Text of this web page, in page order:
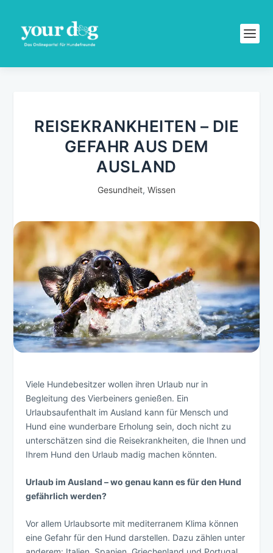
REISEKRANKHEITEN – DIE
GEFAHR AUS DEM
AUSLAND
Gesundheit, Wissen
Viele Hundebesitzer wollen ihren Urlaub nur in
Begleitung des Vierbeiners genießen. Ein
Urlaubsaufenthalt im Ausland kann für Mensch und
Hund eine wunderbare Erholung sein, doch nicht zu
unterschätzen sind die Reisekrankheiten, die Ihnen und
Ihrem Hund den Urlaub madig machen könnten.
Urlaub im Ausland – wo genau kann es für den Hund
gefährlich werden?
Vor allem Urlaubsorte mit mediterranem Klima können
eine Gefahr für den Hund darstellen. Dazu zählen unter